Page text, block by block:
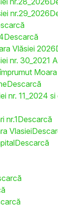
nr.29_2026
Descarcă
Vlăsiei 2026
nr. 30_2021
Descarcă
nr. 11_2024
nr.1Descarcă
Vlasiei
Descarcă